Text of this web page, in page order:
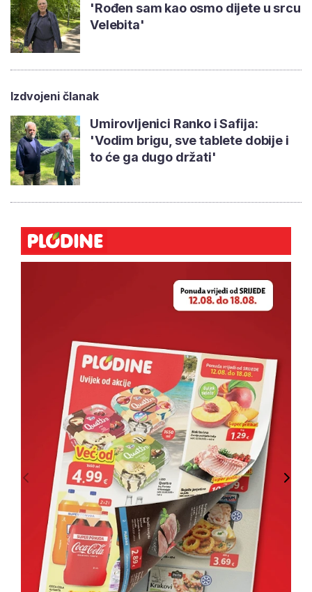
'Rođen sam kao osmo dijete u srcu
Velebita'
Izdvojeni članak
Umirovljenici Ranko i Safija:
'Vodim brigu, sve tablete dobije i
to će ga dugo držati'